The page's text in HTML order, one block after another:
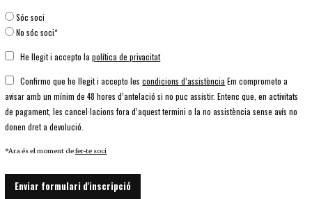
Sóc soci
No sóc soci*
He llegit i accepto lapolítica de privacitat
Confirmo que he llegit i accepto lescondicions d’assistència Em comprometo a
avisar amb un mínim de 48 hores d’antelació si no puc assistir. Entenc que, en activitats
de pagament, les cancel·lacions fora d’aquest termini o la no assistència sense avís no
donen dret a devolució.
*Ara és el moment defer-te soci
Enviar formulari d'inscripció